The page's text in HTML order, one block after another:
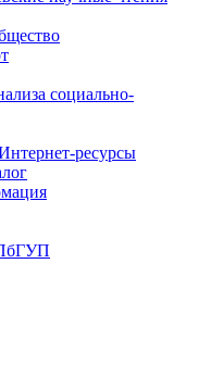
социально-
ресурсы